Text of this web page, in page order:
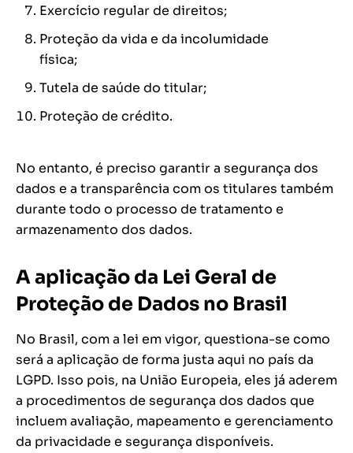
Exercício regular de direitos;
Proteção da vida e da incolumidade
física;
Tutela de saúde do titular;
Proteção de crédito.
No entanto, é preciso garantir a segurança dos
dados e a transparência com os titulares também
durante todo o processo de tratamento e
armazenamento dos dados.
A aplicação da Lei Geral de
Proteção de Dados no Brasil
No Brasil, com a lei em vigor, questiona-se como
será a aplicação de forma justa aqui no país da
LGPD. Isso pois, na União Europeia, eles já aderem
a procedimentos de segurança dos dados que
incluem avaliação, mapeamento e gerenciamento
da privacidade e segurança disponíveis.